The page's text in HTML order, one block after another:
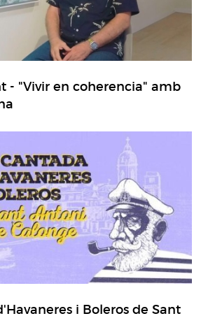
- "Vivir en coherencia" amb
i Boleros de Sant